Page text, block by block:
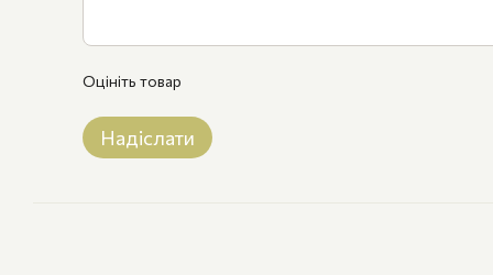
Оцініть товар
Надіслати